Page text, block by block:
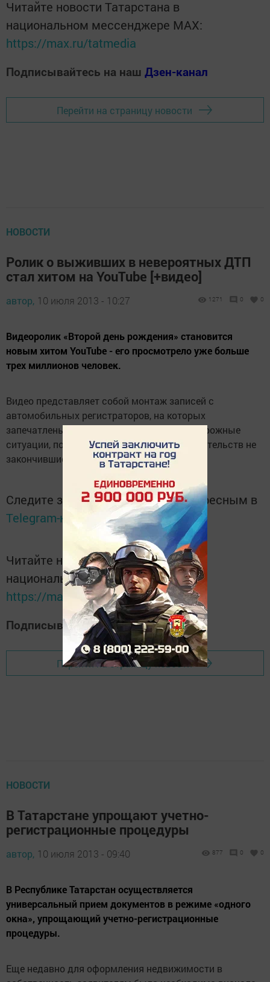
Читайте новости Татарстана в
национальном мессенджере MАХ:
https://max.ru/tatmedia
Подписывайтесь на наш Дзен-канал
Перейти на страницу новости
НОВОСТИ
Ролик о выживших в невероятных ДТП
стал хитом на YouTube [+видео]
автор, 10 июля 2013 - 10:27 1271 0 0
Видеоролик «Второй день рождения» становится
новым хитом YouTube - его просмотрело уже больше
трех миллионов человек.
Видео представляет собой монтаж записей с
автомобильных регистраторов, на которых
запечатлены самые невероятные ДТП и дорожные
ситуации, по счастливому стечению обстоятельств не
закончившиеся гибелью людей.
Следите за самым важным и интересным в
Telegram-канале
Татмедиа
Читайте новости Татарстана в
национальном мессенджере MАХ:
https://max.ru/tatmedia
Подписывайтесь на нашДзен-канал
Перейти на страницу новости
НОВОСТИ
В Татарстане упрощают учетно-
регистрационные процедуры
автор, 10 июля 2013 - 09:40 877 0 0
В Республике Татарстан осуществляется
универсальный прием документов в режиме «одного
окна», упрощающий учетно-регистрационные
процедуры.
Еще недавно для оформления недвижимости в